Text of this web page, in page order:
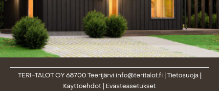
TERI-TALOT OY 68700 Teerijärvi info@teritalot.fi| Tietosuoja|
Käyttöehdot
Evästeasetukset